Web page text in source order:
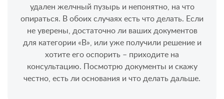
удален желчный пузырь и непонятно, на что
опираться. В обоих случаях есть что делать. Если
не уверены, достаточно ли ваших документов
для категории «В», или уже получили решение и
хотите его оспорить – приходите на
консультацию. Посмотрю документы и скажу
честно, есть ли основания и что делать дальше.